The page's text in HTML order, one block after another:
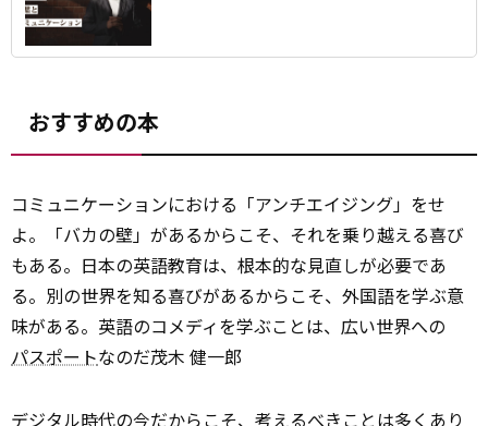
おすすめの本
コミュニケーションにおける「アンチエイジング」をせ
よ。「バカの壁」があるからこそ、それを乗り越える喜び
もある。日本の英語教育は、根本的な見直しが必要であ
る。別の世界を知る喜びがあるからこそ、外国語を学ぶ意
味がある。英語のコメディを学ぶことは、広い世界への
パスポートなのだ――茂木 健一郎
デジタル時代の今だからこそ、考えるべきことは多くあり